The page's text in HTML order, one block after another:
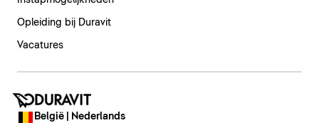
Opleiding bij Duravit
Vacatures
België | Nederlands